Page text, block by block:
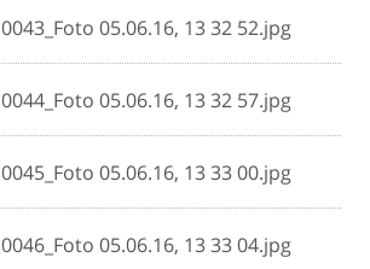
0043_Foto 05.06.16, 13 32 52.jpg
0044_Foto 05.06.16, 13 32 57.jpg
0045_Foto 05.06.16, 13 33 00.jpg
0046_Foto 05.06.16, 13 33 04.jpg